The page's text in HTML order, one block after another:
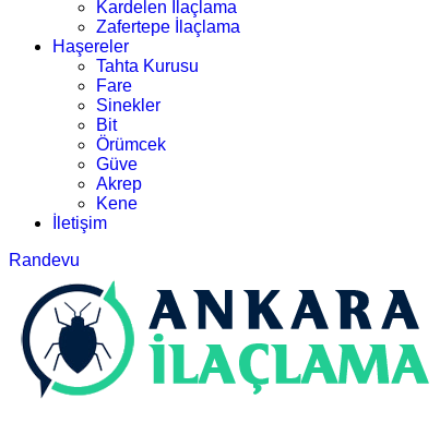
Kardelen İlaçlama
Zafertepe İlaçlama
Haşereler
Tahta Kurusu
Fare
Sinekler
Bit
Örümcek
Güve
Akrep
Kene
İletişim
Randevu